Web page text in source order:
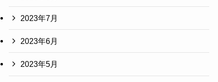
2023年7月
2023年6月
2023年5月